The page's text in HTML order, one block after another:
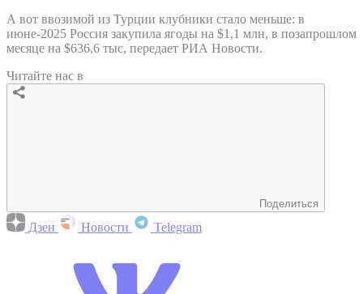
А вот ввозимой из Турции клубники стало меньше: в
июне-2025 Россия закупила ягоды на $1,1 млн, в позапрошлом
месяце на $636,6 тыс, передает РИА Новости.
Читайте нас в
Поделиться
Дзен Новости Telegram